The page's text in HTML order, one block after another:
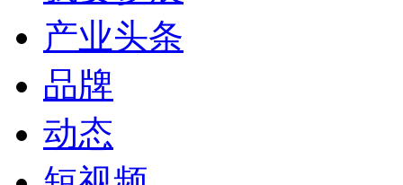
产业头条
品牌
动态